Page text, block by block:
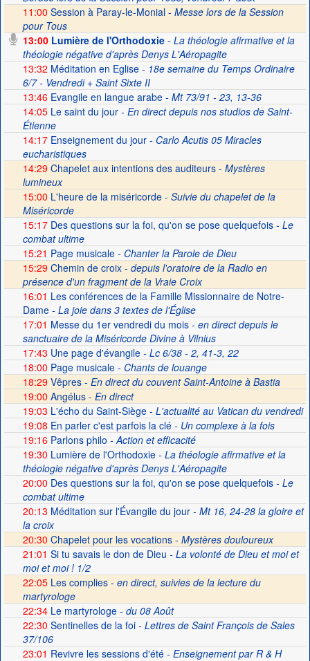
11:00 Session à Paray-le-Monial - Messe lors de la Session
pour Tous
13:00Lumière de l'Orthodoxie- La théologie afirmative et la
théologie négative d'après Denys L'Aéropagite
13:32 Méditation en Eglise- 18e semaine du Temps Ordinaire
6/7 - Vendredi + Saint Sixte II
13:46Evangile en langue arabe- Mt 73/91 - 23, 13-36
14:05Le saint du jour- En direct depuis nos studios de Saint-
Étienne
14:17Enseignement du jour- Carlo Acutis 05 Miracles
eucharistiques
14:29 Chapelet aux intentions des auditeurs - Mystères
lumineux
15:00 L'heure de la miséricorde - Suivie du chapelet de la
Miséricorde
15:17Des questions sur la foi, qu'on se pose quelquefois- Le
combat ultime
15:21 Page musicale- Chanter la Parole de Dieu
15:29 Chemin de croix - depuis l'oratoire de la Radio en
présence d'un fragment de la Vraie Croix
16:01 Les conférences de la Famille Missionnaire de Notre-
Dame- La joie dans 3 textes de l'Église
17:01 Messe du 1er vendredi du mois- en direct depuis le
sanctuaire de la Miséricorde Divine à Vilnius
17:43 Une page d'évangile- Lc 6/38 - 2, 41-3, 22
18:00 Page musicale- Chants de louange
18:29 Vêpres - En direct du couvent Saint-Antoine à Bastia
19:00 Angélus - En direct
19:03 L'écho du Saint-Siège- L'actualité au Vatican du vendredi
19:08 En parler c'est parfois la clé- Un complexe à la fois
19:16Parlons philo - Action et efficacité
19:30 Lumière de l'Orthodoxie- La théologie afirmative et la
théologie négative d'après Denys L'Aéropagite
20:00 Des questions sur la foi, qu'on se pose quelquefois- Le
combat ultime
20:13 Méditation sur l'Évangile du jour- Mt 16, 24-28 la gloire et
la croix
20:30 Chapelet pour les vocations - Mystères douloureux
21:01 Si tu savais le don de Dieu - La volonté de Dieu et moi et
moi et moi ! 1/2
22:05Les complies - en direct, suivies de la lecture du
martyrologe
22:34Le martyrologe- du 08 Août
22:30 Sentinelles de la foi- Lettres de Saint François de Sales
37/106
23:01 Revivre les sessions d'été- Enseignement par R & H